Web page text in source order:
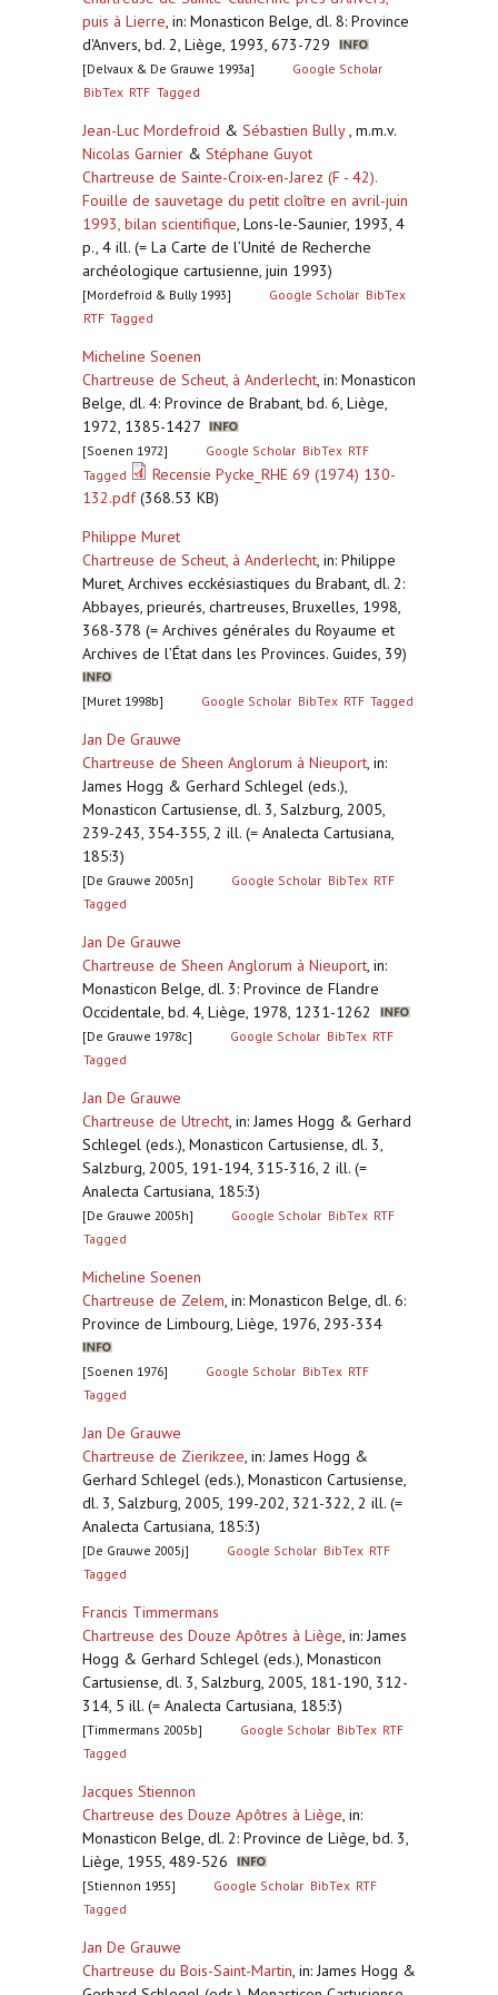
puis à Lierre, in: Monasticon Belge, dl. 8: Province
d'Anvers, bd. 2, Liège, 1993, 673-729
[Delvaux & De Grauwe 1993a]
Google Scholar
BibTex RTF Tagged
Jean-Luc Mordefroid & Sébastien Bully, m.m.v.
Nicolas Garnier & Stéphane Guyot
Chartreuse de Sainte-Croix-en-Jarez (F - 42).
Fouille de sauvetage du petit cloître en avril-juin
1993, bilan scientifique, Lons-le-Saunier, 1993, 4
p., 4 ill. (= La Carte de l’Unité de Recherche
archéologique cartusienne, juin 1993)
[Mordefroid & Bully 1993] Google Scholar BibTex
RTF Tagged
Micheline Soenen
Chartreuse de Scheut, à Anderlecht, in: Monasticon
Belge, dl. 4: Province de Brabant, bd. 6, Liège,
1972, 1385-1427
[Soenen 1972] Google Scholar BibTex RTF
Tagged
Recensie Pycke_RHE 69 (1974) 130-
132.pdf(368.53 KB)
Philippe Muret
Chartreuse de Scheut, à Anderlecht, in: Philippe
Muret, Archives ecckésiastiques du Brabant, dl. 2:
Abbayes, prieurés, chartreuses, Bruxelles, 1998,
368-378 (= Archives générales du Royaume et
Archives de l’État dans les Provinces. Guides, 39)
[Muret 1998b] Google Scholar BibTex RTF Tagged
Jan De Grauwe
Chartreuse de Sheen Anglorum à Nieuport, in:
James Hogg & Gerhard Schlegel (eds.),
Monasticon Cartusiense, dl. 3, Salzburg, 2005,
239-243, 354-355, 2 ill. (= Analecta Cartusiana,
185:3)
[De Grauwe 2005n] Google Scholar BibTex RTF
Tagged
Jan De Grauwe
Chartreuse de Sheen Anglorum à Nieuport, in:
Monasticon Belge, dl. 3: Province de Flandre
Occidentale, bd. 4, Liège, 1978, 1231-1262
[De Grauwe 1978c] Google Scholar BibTex RTF
Tagged
Jan De Grauwe
Chartreuse de Utrecht, in: James Hogg & Gerhard
Schlegel (eds.), Monasticon Cartusiense, dl. 3,
Salzburg, 2005, 191-194, 315-316, 2 ill. (=
Analecta Cartusiana, 185:3)
[De Grauwe 2005h] Google Scholar BibTex RTF
Tagged
Micheline Soenen
Chartreuse de Zelem, in: Monasticon Belge, dl. 6:
Province de Limbourg, Liège, 1976, 293-334
[Soenen 1976] Google Scholar BibTex RTF
Tagged
Jan De Grauwe
Chartreuse de Zierikzee, in: James Hogg &
Gerhard Schlegel (eds.), Monasticon Cartusiense,
dl. 3, Salzburg, 2005, 199-202, 321-322, 2 ill. (=
Analecta Cartusiana, 185:3)
[De Grauwe 2005j] Google Scholar BibTex RTF
Tagged
Francis Timmermans
Chartreuse des Douze Apôtres à Liège, in: James
Hogg & Gerhard Schlegel (eds.), Monasticon
Cartusiense, dl. 3, Salzburg, 2005, 181-190, 312-
314, 5 ill. (= Analecta Cartusiana, 185:3)
[Timmermans 2005b] Google Scholar BibTex RTF
Tagged
Jacques Stiennon
Chartreuse des Douze Apôtres à Liège, in:
Monasticon Belge, dl. 2: Province de Liège, bd. 3,
Liège, 1955, 489-526
[Stiennon 1955] Google Scholar BibTex RTF
Tagged
Jan De Grauwe
Chartreuse du Bois-Saint-Martin, in: James Hogg &